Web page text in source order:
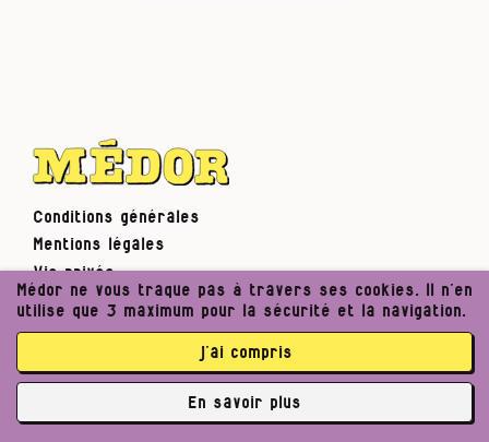
Conditions générales
Mentions légales
Vie privée
Contactez-nous
Médor & les réseaux sociaux
Flux RSS et notifications
Médor ne vous traque pas à travers ses cookies. Il n’en
utilise que 3 maximum pour la sécurité et la navigation.
j’ai compris
En savoir plus